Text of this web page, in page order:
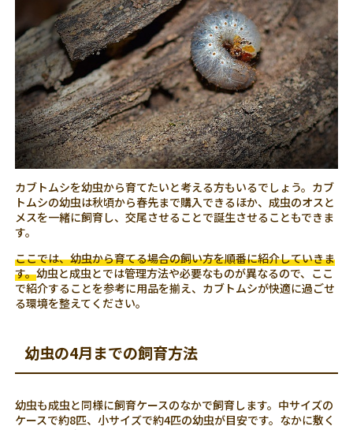
カブトムシを幼虫から育てたいと考える方もいるでしょう。カブ
トムシの幼虫は秋頃から春先まで購入できるほか、成虫のオスと
メスを一緒に飼育し、交尾させることで誕生させることもできま
す。
ここでは、幼虫から育てる場合の飼い方を順番に紹介していきま
す。幼虫と成虫とでは管理方法や必要なものが異なるので、ここ
で紹介することを参考に用品を揃え、カブトムシが快適に過ごせ
る環境を整えてください。
幼虫の4月までの飼育方法
幼虫も成虫と同様に飼育ケースのなかで飼育します。中サイズの
ケースで約8匹、小サイズで約4匹の幼虫が目安です。なかに敷く